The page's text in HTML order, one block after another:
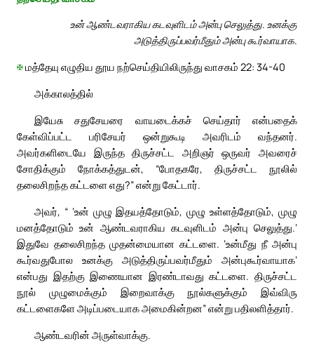
உன் ஆண்டவராகிய கடவுளிடம் அன்பு செலுத்து. உனக்கு
அடுத்திருப்பவர்மீதும் அன்பு கூர்வாயாக.
✠மத்தேயு எழுதிய தூய நற்செய்தியிலிருந்து வாசகம் 22: 34-40
அக்காலத்தில்
இயேசு சதுசேயரை வாயடைக்கச் செய்தார் என்பதைக்
கேள்விப்பட்ட பரிசேயர் ஒன்றுகூடி அவரிடம் வந்தனர்.
அவர்களிடையே இருந்த திருச்சட்ட அறிஞர் ஒருவர் அவரைச்
சோதிக்கும் நோக்கத்துடன், “போதகரே, திருச்சட்ட நூலில்
தலைசிறந்த கட்டளை எது?” என்று கேட்டார்.
அவர், “ ‘உன் முழு இதயத்தோடும், முழு உள்ளத்தோடும், முழு
மனத்தோடும் உன் ஆண்டவராகிய கடவுளிடம் அன்பு செலுத்து.’
இதுவே தலைசிறந்த முதன்மையான கட்டளை. ‘உன்மீது நீ அன்பு
கூர்வதுபோல உனக்கு அடுத்திருப்பவர்மீதும் அன்புகூர்வாயாக’
என்பது இதற்கு இணையான இரண்டாவது கட்டளை. திருச்சட்ட
நூல் முழுமைக்கும் இறைவாக்கு நூல்களுக்கும் இவ்விரு
கட்டளைகளே அடிப்படையாக அமைகின்றன” என்று பதிலளித்தார்.
ஆண்டவரின் அருள்வாக்கு.